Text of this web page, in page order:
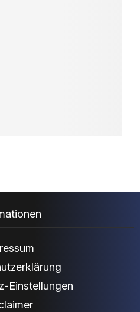
Einstellungen